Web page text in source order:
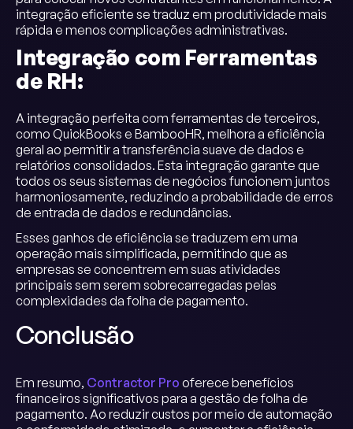
integração eficiente se traduz em produtividade mais
rápida e menos complicações administrativas.
Integração com Ferramentas
de RH:
A integração perfeita com ferramentas de terceiros,
como QuickBooks e BambooHR, melhora a eficiência
geral ao permitir a transferência suave de dados e
relatórios consolidados. Esta integração garante que
todos os seus sistemas de negócios funcionem juntos
harmoniosamente, reduzindo a probabilidade de erros
de entrada de dados e redundâncias.
Esses ganhos de eficiência se traduzem em uma
operação mais simplificada, permitindo que as
empresas se concentrem em suas atividades
principais sem serem sobrecarregadas pelas
complexidades da folha de pagamento.
Conclusão
Em resumo, Contractor Pro oferece benefícios
financeiros significativos para a gestão de folha de
pagamento. Ao reduzir custos por meio de automação